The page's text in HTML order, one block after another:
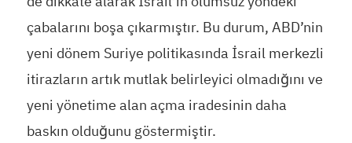
çabalarını boşa çıkarmıştır. Bu durum, ABD’nin
yeni dönem Suriye politikasında İsrail merkezli
itirazların artık mutlak belirleyici olmadığını ve
yeni yönetime alan açma iradesinin daha
baskın olduğunu göstermiştir.